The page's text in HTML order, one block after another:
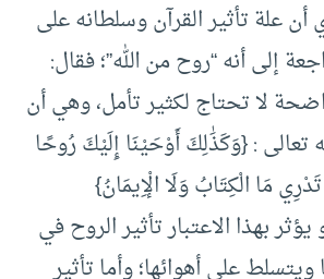
علة تأثير القرآن وسلطانه على
إلى أنه “روح من الله”؛ فقال:
لا تحتاج لكثير تأمل، وهي أن
تعالى : {وَكَذَٰلِكَ أَوْحَيْنَا إِلَيْكَ رُوحًا
مَا الْكِتَابُ وَلَا الْإِيمَانُ}
52)؛ فهو يؤثر بهذا الاعتبار تأثير الروح في
على أهوائها؛ وأما تأثير